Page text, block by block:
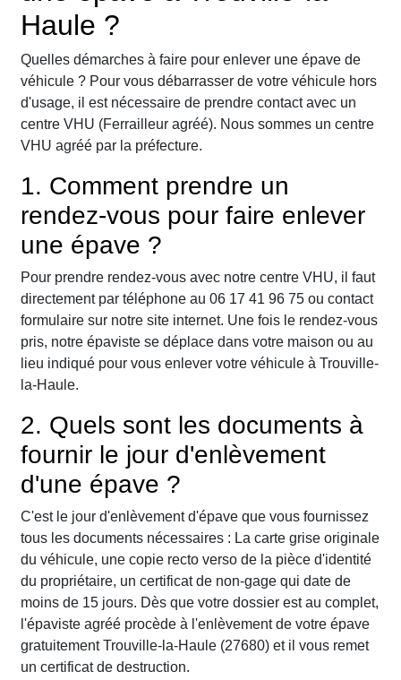
Haule ?
Quelles démarches à faire pour enlever une épave de
véhicule ? Pour vous débarrasser de votre véhicule hors
d'usage, il est nécessaire de prendre contact avec un
centre VHU (Ferrailleur agréé). Nous sommes un centre
VHU agréé par la préfecture.
1. Comment prendre un
rendez-vous pour faire enlever
une épave ?
Pour prendre rendez-vous avec notre centre VHU, il faut
directement par téléphone au 06 17 41 96 75 ou contact
formulaire sur notre site internet. Une fois le rendez-vous
pris, notre épaviste se déplace dans votre maison ou au
lieu indiqué pour vous enlever votre véhicule à Trouville-
la-Haule.
2. Quels sont les documents à
fournir le jour d'enlèvement
d'une épave ?
C'est le jour d'enlèvement d'épave que vous fournissez
tous les documents nécessaires : La carte grise originale
du véhicule, une copie recto verso de la pièce d'identité
du propriétaire, un certificat de non-gage qui date de
moins de 15 jours. Dès que votre dossier est au complet,
l'épaviste agréé procède à l'enlèvement de votre épave
gratuitement Trouville-la-Haule (27680) et il vous remet
un certificat de destruction.